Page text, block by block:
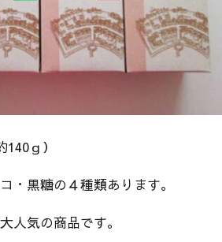
ｇ）
・黒糖の４種類あります。
人気の商品です。